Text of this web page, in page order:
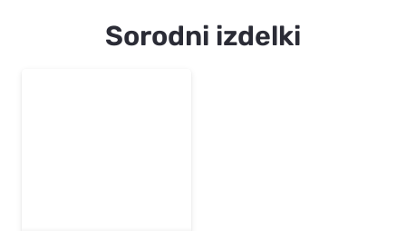
Sorodni izdelki